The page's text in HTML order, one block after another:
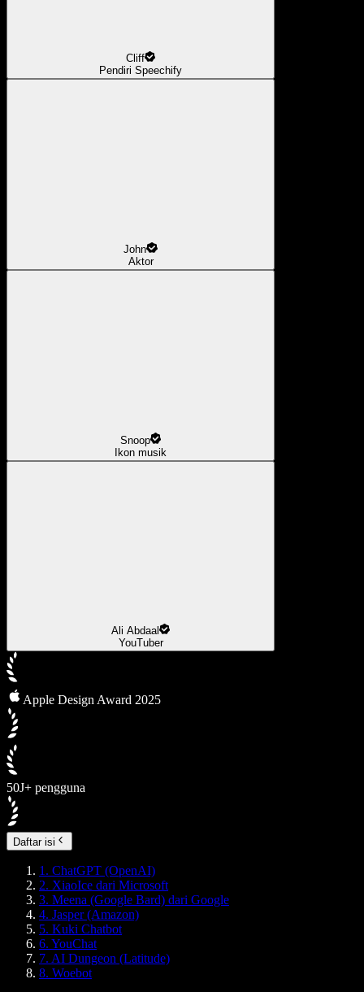
Cliff
Pendiri Speechify
John
Aktor
Snoop
Ikon musik
Ali Abdaal
YouTuber
Apple Design Award 2025
50J+ pengguna
Daftar isi
1. ChatGPT (OpenAI)
2. XiaoIce dari Microsoft
3. Meena (Google Bard) dari Google
4. Jasper (Amazon)
5. Kuki Chatbot
6. YouChat
7. AI Dungeon (Latitude)
8. Woebot